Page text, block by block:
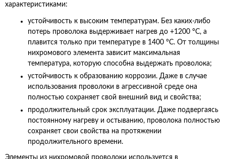
характеристиками:
устойчивость к высоким температурам. Без каких-либо
потерь проволока выдерживает нагрев до +1200 °С, а
плавится только при температуре в 1400 °С. От толщины
нихромового элемента зависит максимальная
температура, которую способна выдержать проволока;
устойчивость к образованию коррозии. Даже в случае
использования проволоки в агрессивной среде она
полностью сохраняет свой внешний вид и свойства;
продолжительный срок эксплуатации. Даже подвергаясь
постоянному нагреву и остыванию, проволока полностью
сохраняет свои свойства на протяжении
продолжительного времени.
Элементы из нихромовой проволоки используется в